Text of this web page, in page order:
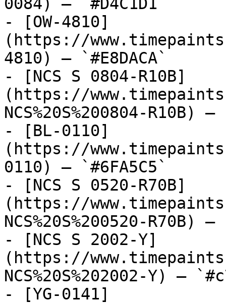
- [OW-4810]
(https://
4810) — `#E8DACA`
- [NCS S 0804-R10B]
(https://
NCS%20S%200804-R10B)
- [BL-0110]
(https://
0110) — `#6FA5C5`
- [NCS S 0520-R70B]
(https://
NCS%20S%200520-R70B)
- [NCS S 2002-Y]
(https://
NCS%20S%202002-Y) —
- [YG-0141]